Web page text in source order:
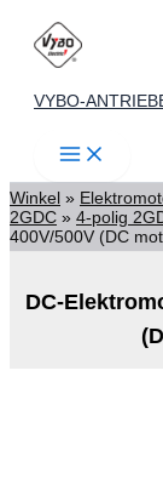
Spring
naar
VYBO-
Winkel »
2GDC » 4-polig
400V/500V (DC
DC-